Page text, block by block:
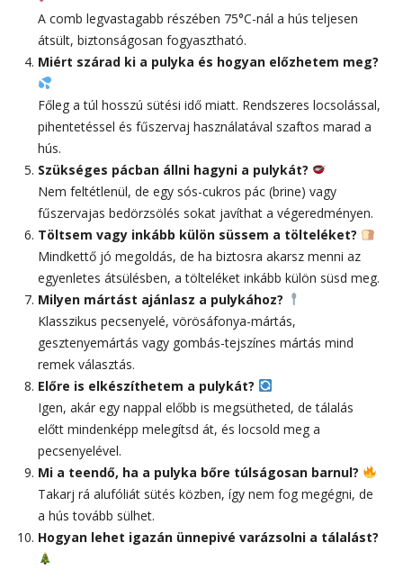
A comb legvastagabb részében 75°C-nál a hús teljesen
átsült, biztonságosan fogyasztható.
Miért szárad ki a pulyka és hogyan előzhetem meg?
Főleg a túl hosszú sütési idő miatt. Rendszeres locsolással,
pihentetéssel és fűszervaj használatával szaftos marad a
hús.
Szükséges pácban állni hagyni a pulykát?
Nem feltétlenül, de egy sós-cukros pác (brine) vagy
fűszervajas bedörzsölés sokat javíthat a végeredményen.
Töltsem vagy inkább külön süssem a tölteléket?
Mindkettő jó megoldás, de ha biztosra akarsz menni az
egyenletes átsülésben, a tölteléket inkább külön süsd meg.
Milyen mártást ajánlasz a pulykához?
Klasszikus pecsenyelé, vörösáfonya-mártás,
gesztenyemártás vagy gombás-tejszínes mártás mind
remek választás.
Előre is elkészíthetem a pulykát?
Igen, akár egy nappal előbb is megsütheted, de tálalás
előtt mindenképp melegítsd át, és locsold meg a
pecsenyelével.
Mi a teendő, ha a pulyka bőre túlságosan barnul?
Takarj rá alufóliát sütés közben, így nem fog megégni, de
a hús tovább sülhet.
Hogyan lehet igazán ünnepivé varázsolni a tálalást?